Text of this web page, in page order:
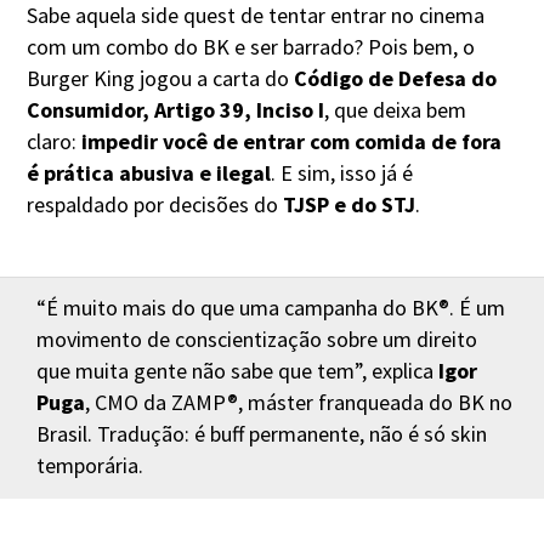
Sabe aquela side quest de tentar entrar no cinema
com um combo do BK e ser barrado? Pois bem, o
Burger King jogou a carta do Código de Defesa do
Consumidor, Artigo 39, Inciso I, que deixa bem
claro: impedir você de entrar com comida de fora
é prática abusiva e ilegal. E sim, isso já é
respaldado por decisões do TJSP e do STJ.
“É muito mais do que uma campanha do BK®. É um
movimento de conscientização sobre um direito
que muita gente não sabe que tem”, explica Igor
Puga, CMO da ZAMP®, máster franqueada do BK no
Brasil. Tradução: é buff permanente, não é só skin
temporária.